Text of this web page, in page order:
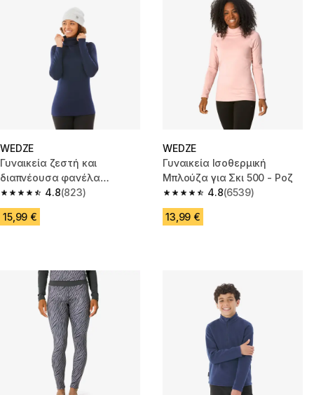
WEDZE
Γυναικεία ζεστή και
διαπνέουσα φανέλα
εσώρουχο ζιβάγκο σκι - BL
500 - Navy
4.8
4.8 out of 5 stars from 823 reviews
(823)
15,99 €
WEDZE
Γυναικεία Ισοθερμική
Μπλούζα για Σκι 500 - Ροζ
4.8
4.8 out of 5 stars from 6539
(6539)
13,99 €